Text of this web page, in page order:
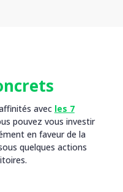
avec les 7
pouvez vous investir
en faveur de la
quelques actions